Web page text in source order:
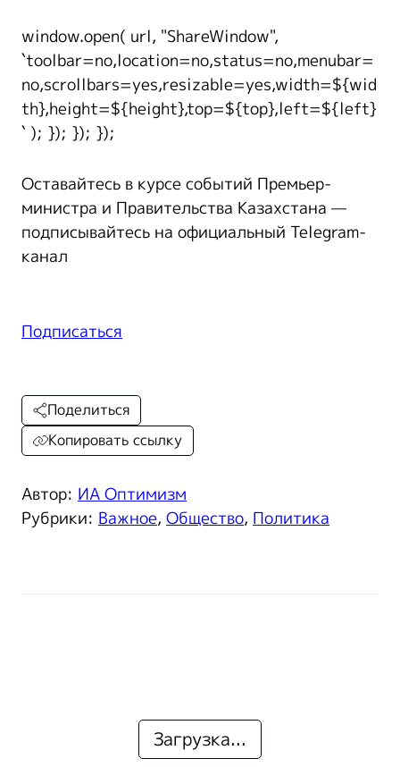
window.open( url, "ShareWindow",
`toolbar=no,location=no,status=no,menubar=
no,scrollbars=yes,resizable=yes,width=${wid
th},height=${height},top=${top},left=${left}
` ); }); }); });
Оставайтесь в курсе событий Премьер-
министра и Правительства Казахстана —
подписывайтесь на официальный Telegram-
канал
Подписаться
Автор: ИА Оптимизм
Рубрики: Важное, Общество, Политика
Поделиться
Копировать ссылку
Загрузка...